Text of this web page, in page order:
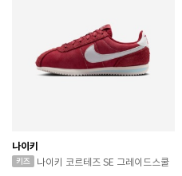
나이키
나이키 코르테즈 SE 그레이드스쿨